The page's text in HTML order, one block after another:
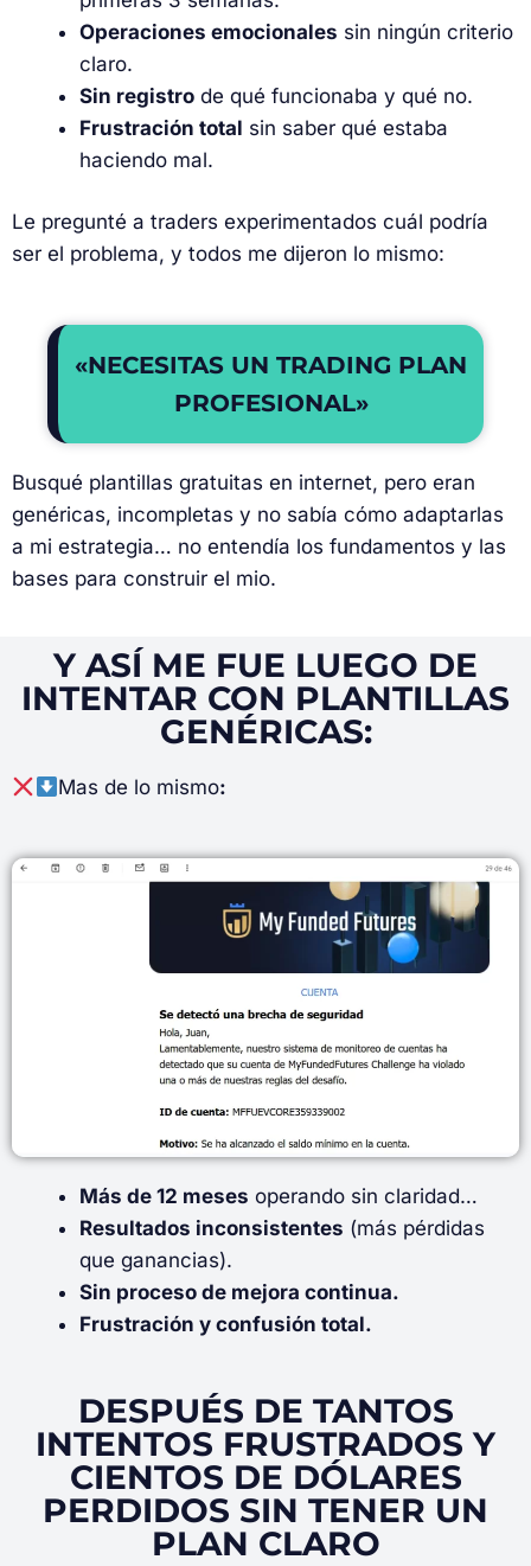
Operaciones emocionales sin ningún criterio
claro.
Sin registro de qué funcionaba y qué no.
Frustración total sin saber qué estaba
haciendo mal.
Le pregunté a traders experimentados cuál podría
ser el problema, y todos me dijeron lo mismo:
«NECESITAS UN TRADING PLAN
PROFESIONAL»
Busqué plantillas gratuitas en internet, pero eran
genéricas, incompletas y no sabía cómo adaptarlas
a mi estrategia… no entendía los fundamentos y las
bases para construir el mio.
Y ASÍ ME FUE LUEGO DE
INTENTAR CON PLANTILLAS
GENÉRICAS:
Mas de lo mismo:
Más de 12 meses operando sin claridad…
Resultados inconsistentes (más pérdidas
que ganancias).
Sin proceso de mejora continua.
Frustración y confusión total.
DESPUÉS DE TANTOS
INTENTOS FRUSTRADOS Y
CIENTOS DE DÓLARES
PERDIDOS SIN TENER UN
PLAN CLARO